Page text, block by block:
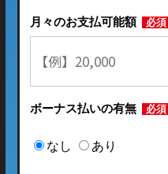
月々のお支払可能額 必須
ボーナス払いの有無 必須
なし あり